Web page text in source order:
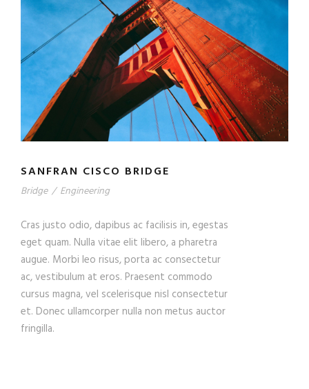
SANFRAN CISCO BRIDGE
Bridge / Engineering
Cras justo odio, dapibus ac facilisis in, egestas
eget quam. Nulla vitae elit libero, a pharetra
augue. Morbi leo risus, porta ac consectetur
ac, vestibulum at eros. Praesent commodo
cursus magna, vel scelerisque nisl consectetur
et. Donec ullamcorper nulla non metus auctor
fringilla.